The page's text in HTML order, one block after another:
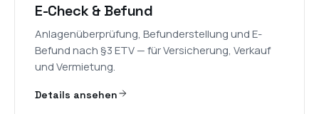
E-Check & Befund
Anlagenüberprüfung, Befunderstellung und E-
Befund nach §3 ETV — für Versicherung, Verkauf
und Vermietung.
Details ansehen